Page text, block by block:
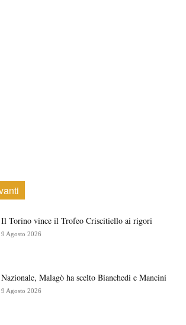
Il Torino vince il Trofeo Criscitiello ai rigori
9 Agosto 2026
Nazionale, Malagò ha scelto Bianchedi e Mancini
9 Agosto 2026